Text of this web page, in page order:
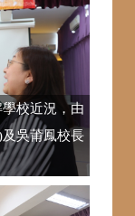
校近況，由
吳莆鳳校長